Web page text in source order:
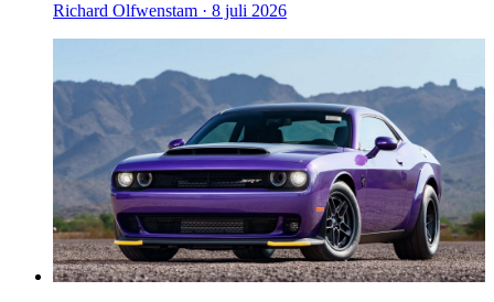
Richard Olfwenstam · 8 juli 2026